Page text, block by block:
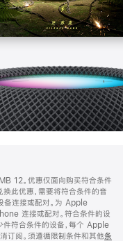
12。优惠仅面向购买符合条件
此优惠，需要将符合条件的音
连接或配对。为 Apple
连接或配对。符合条件的设
件符合条件的设备，每个 Apple
订阅。须遵循限制条件和其他条